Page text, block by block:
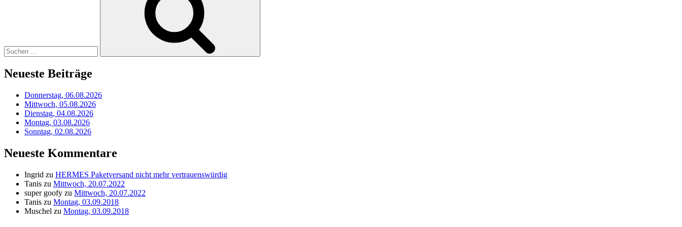
Neueste Beiträge
Donnerstag, 06.08.2026
Mittwoch, 05.08.2026
Dienstag, 04.08.2026
Montag, 03.08.2026
Sonntag, 02.08.2026
Neueste Kommentare
Ingrid zu HERMES Paketversand nicht mehr vertrauenswürdig
Tanis zu Mittwoch, 20.07.2022
super goofy zu Mittwoch, 20.07.2022
Tanis zu Montag, 03.09.2018
Muschel zu Montag, 03.09.2018